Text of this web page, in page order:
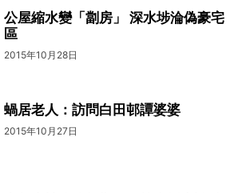
公屋縮水變「劏房」 深水埗淪偽豪宅
區
2015年10月28日
蝸居老人：訪問白田邨譚婆婆
2015年10月27日